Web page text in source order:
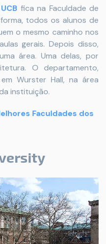
UCB fica na Faculdade de
todos os alunos de
o mesmo caminho nos
gerais. Depois disso,
área. Uma delas, por
O departamento,
Wurster Hall, na área
instituição.
Faculdades dos